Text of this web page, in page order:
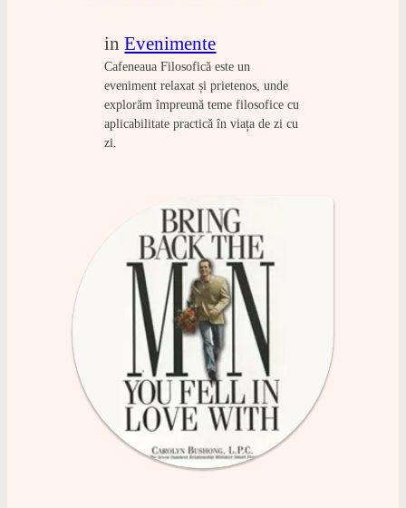
inEvenimente
Cafeneaua Filosofică este un
eveniment relaxat și prietenos, unde
explorăm împreună teme filosofice cu
aplicabilitate practică în viața de zi cu
zi.